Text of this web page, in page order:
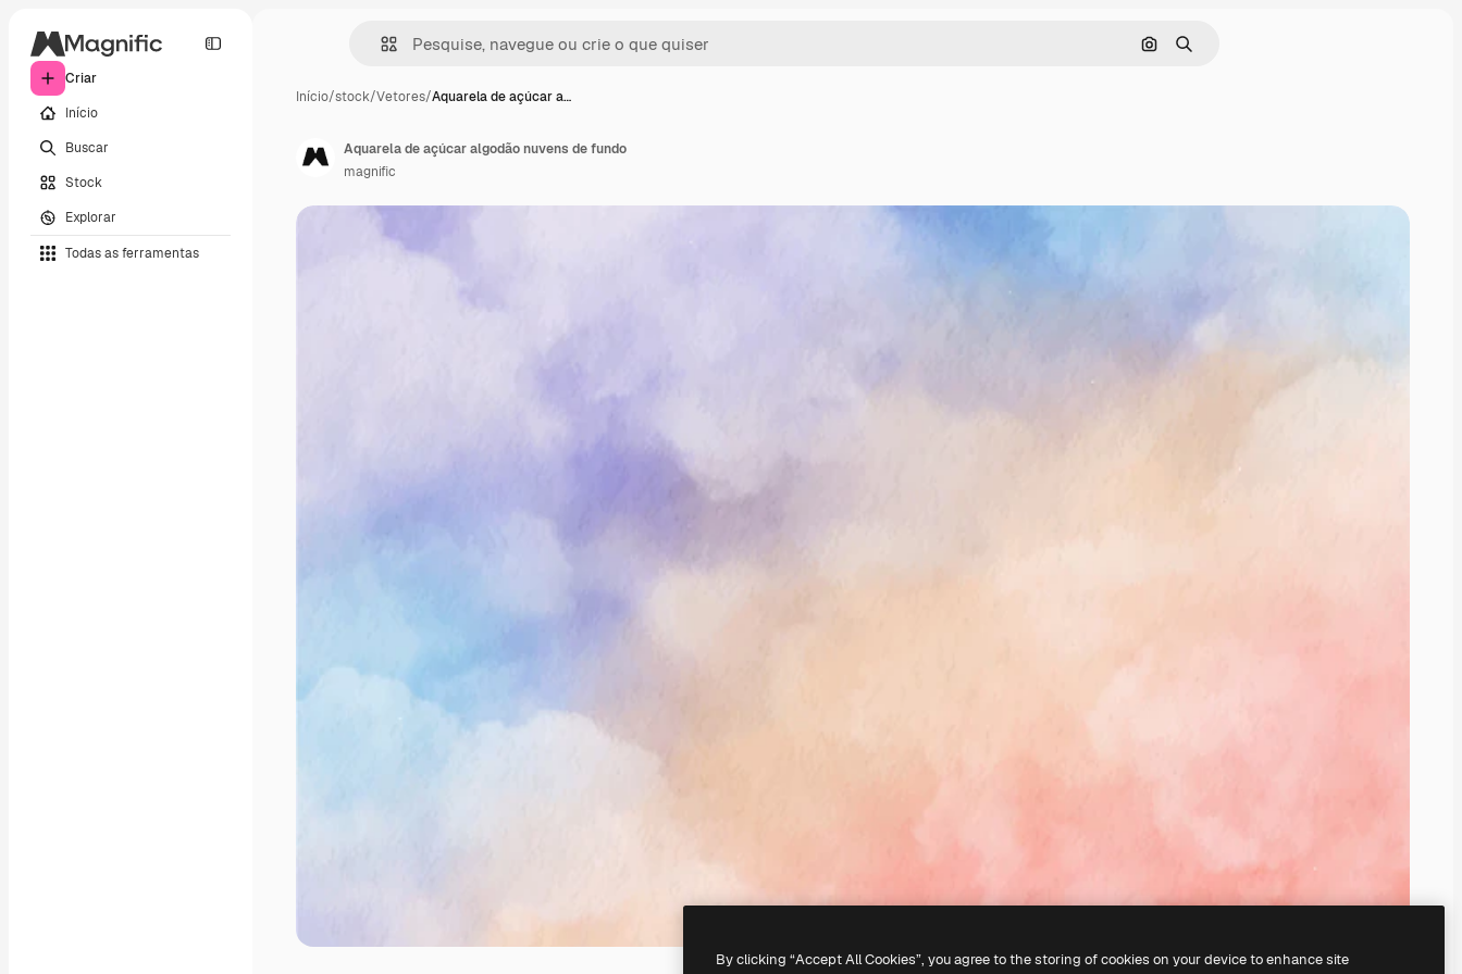
Criar
Início
Buscar
Stock
Explorar
Todas as ferramentas
Pesquisar por imagem
Buscar
Início/stock/Vetores/Aquarela de açúcar a…
Aquarela de açúcar algodão nuvens de fundo
magnific
By clicking “Accept All Cookies”, you agree to the storing of cookies on your device to enhance site